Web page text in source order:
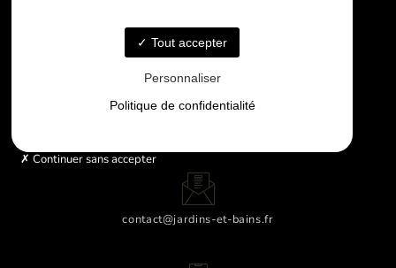
Sud-Ouest
contact@jardins-et-bains.fr
Tout accepter
Personnaliser
Politique de confidentialité
Continuer sans accepter